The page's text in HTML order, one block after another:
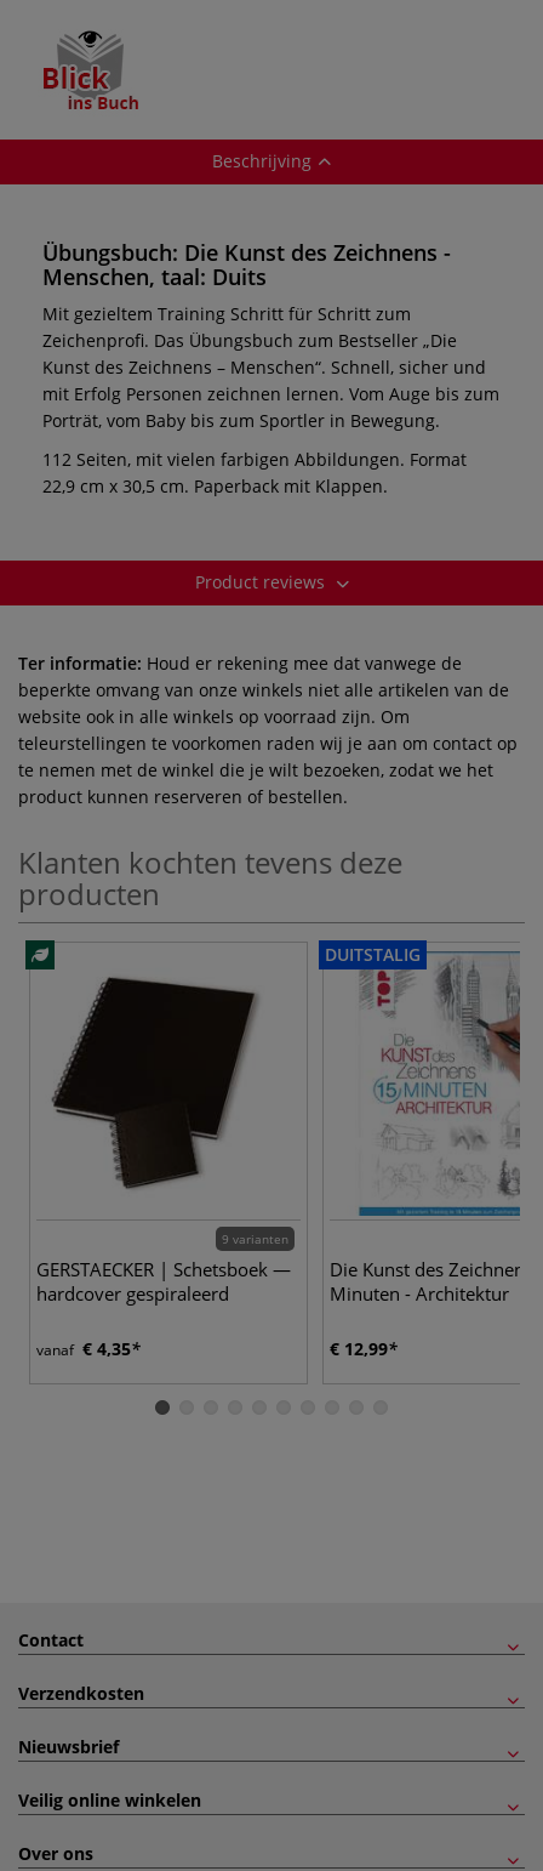
Beschrijving
Übungsbuch: Die Kunst des Zeichnens -
Menschen, taal: Duits
Mit gezieltem Training Schritt für Schritt zum
Zeichenprofi. Das Übungsbuch zum Bestseller „Die
Kunst des Zeichnens – Menschen“. Schnell, sicher und
mit Erfolg Personen zeichnen lernen. Vom Auge bis zum
Porträt, vom Baby bis zum Sportler in Bewegung.
112 Seiten, mit vielen farbigen Abbildungen. Format
22,9 cm x 30,5 cm. Paperback mit Klappen.
Product reviews
Ter informatie: Houd er rekening mee dat vanwege de
beperkte omvang van onze winkels niet alle artikelen van de
website ook in alle winkels op voorraad zijn. Om
teleurstellingen te voorkomen raden wij je aan om contact op
te nemen met de winkel die je wilt bezoeken, zodat we het
product kunnen reserveren of bestellen.
Klanten kochten tevens deze
producten
9 varianten
GERSTAECKER | Schetsboek —
hardcover gespiraleerd
vanaf € 4,35
DUITSTALIG
Die Kunst des Zeichnens
Minuten - Architektur
€ 12,99
Contact
Verzendkosten
Nieuwsbrief
Veilig online winkelen
Over ons